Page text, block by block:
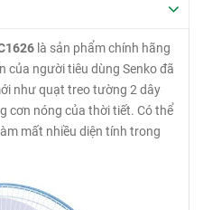
là sản phẩm chính hãng
của người tiêu dùng Senko đã
như quạt treo tường 2 dây
cơn nóng của thời tiết. Có thể
mất nhiều diện tính trong